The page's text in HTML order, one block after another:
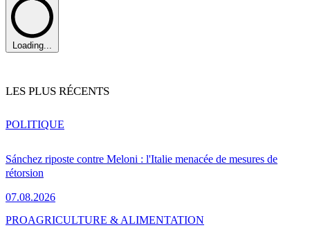
Loading...
LES PLUS RÉCENTS
Sánchez riposte contre Meloni : l'Italie menacée de mesures de
rétorsion
07.08.2026
POLITIQUE
PROAGRICULTURE & ALIMENTATION